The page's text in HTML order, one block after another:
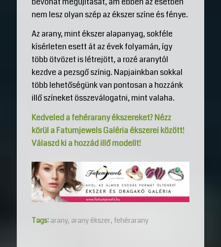
nem lesz olyan szép az ékszer színe és fénye.
Az arany, mint ékszer alapanyag, sokféle
kísérleten esett át az évek folyamán, így
több ötvözet is létrejött, a rozé aranytól
kezdve a pezsgő színig. Napjainkban sokkal
több lehetőségünk van pontosan a hozzánk
illő színeket összeválogatni, mint valaha.
Kedveled a fehérarany ékszereket? Nézz
körül a Fatumjewels Galéria ékszerei között!
Válaszd ki a hozzád illő modellt!
Tags: arany, arany ékszer, fehérarany